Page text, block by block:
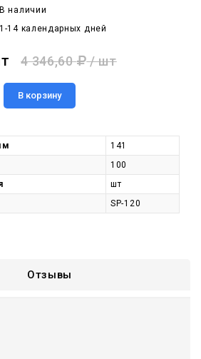
В наличии
1-14 календарных дней
4 346,60 / шт
В корзину
141
100
шт
SP-120
Отзывы